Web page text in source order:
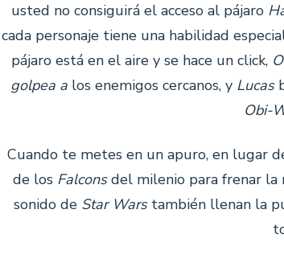
usted no consiguirá el acceso al pájaro
cada personaje tiene una habilidad
pájaro está en el aire y se hace un click,
golpea a los enemigos cercanos, y Lucas
Obi-
Cuando te metes en un apuro, en lugar
de los Falconsdel milenio para frenar la
sonido de Star Warstambién llenan la